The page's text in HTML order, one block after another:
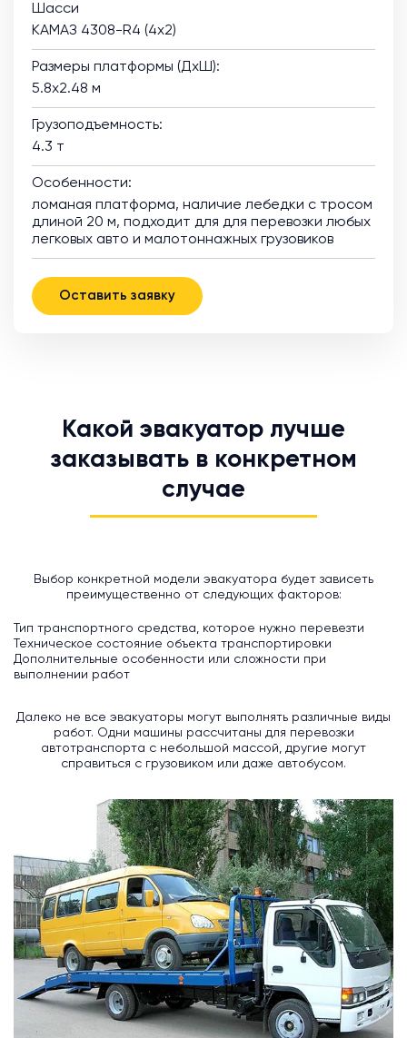
Шасси
КАМАЗ 4308-R4 (4х2)
Размеры платформы (ДхШ):
5.8х2.48 м
Грузоподъемность:
4.3 т
Особенности:
ломаная платформа, наличие лебедки с тросом
длиной 20 м, подходит для для перевозки любых
легковых авто и малотоннажных грузовиков
Оставить заявку
Какой эвакуатор лучше
заказывать в конкретном
случае
Выбор конкретной модели эвакуатора будет зависеть
преимущественно от следующих факторов:
Тип транспортного средства, которое нужно перевезти
Техническое состояние объекта транспортировки
Дополнительные особенности или сложности при
выполнении работ
Далеко не все эвакуаторы могут выполнять различные виды
работ. Одни машины рассчитаны для перевозки
автотранспорта с небольшой массой, другие могут
справиться с грузовиком или даже автобусом.